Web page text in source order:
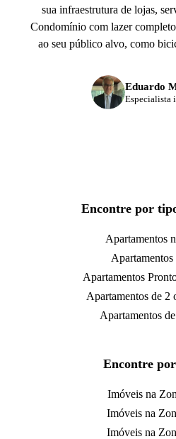
sua infraestrutura de lojas,
Condomínio com lazer
ao seu público alvo, como
Eduardo
Especialista
Encontre por
Apartamentos
Apartamentos
Apartamentos de 2
Apartamentos
Encontre
Imóveis na
Imóveis na
Imóveis na